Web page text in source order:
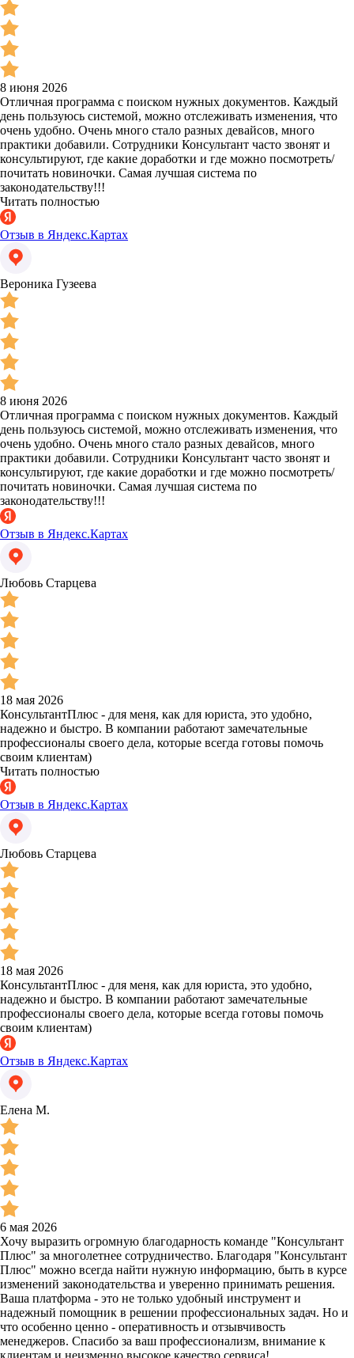
8 июня 2026
Отличная программа с поиском нужных документов. Каждый
день пользуюсь системой, можно отслеживать изменения, что
очень удобно. Очень много стало разных девайсов, много
практики добавили. Сотрудники Консультант часто звонят и
консультируют, где какие доработки и где можно посмотреть/
почитать новиночки. Самая лучшая система по
законодательству!!!
Читать полностью
Отзыв в Яндекс.Картах
Вероника Гузеева
8 июня 2026
Отличная программа с поиском нужных документов. Каждый
день пользуюсь системой, можно отслеживать изменения, что
очень удобно. Очень много стало разных девайсов, много
практики добавили. Сотрудники Консультант часто звонят и
консультируют, где какие доработки и где можно посмотреть/
почитать новиночки. Самая лучшая система по
законодательству!!!
Отзыв в Яндекс.Картах
Любовь Старцева
18 мая 2026
КонсультантПлюс - для меня, как для юриста, это удобно,
надежно и быстро. В компании работают замечательные
профессионалы своего дела, которые всегда готовы помочь
своим клиентам)
Читать полностью
Отзыв в Яндекс.Картах
Любовь Старцева
18 мая 2026
КонсультантПлюс - для меня, как для юриста, это удобно,
надежно и быстро. В компании работают замечательные
профессионалы своего дела, которые всегда готовы помочь
своим клиентам)
Отзыв в Яндекс.Картах
Елена М.
6 мая 2026
Хочу выразить огромную благодарность команде "Консультант
Плюс" за многолетнее сотрудничество. Благодаря "Консультант
Плюс" можно всегда найти нужную информацию, быть в курсе
изменений законодательства и уверенно принимать решения.
Ваша платформа - это не только удобный инструмент и
надежный помощник в решении профессиональных задач. Но и
что особенно ценно - оперативность и отзывчивость
менеджеров. Спасибо за ваш профессионализм, внимание к
клиентам и неизменно высокое качество сервиса!